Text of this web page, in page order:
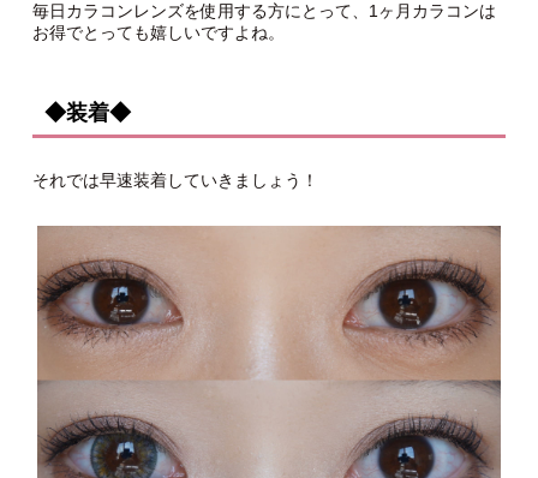
毎日カラコンレンズを使用する方にとって、1ヶ月カラコンは
お得でとっても嬉しいですよね。
◆装着◆
それでは早速装着していきましょう！